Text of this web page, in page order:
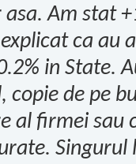
asa. Am stat
ca au
in State.
copie de pe
al firmei sau
Singurul